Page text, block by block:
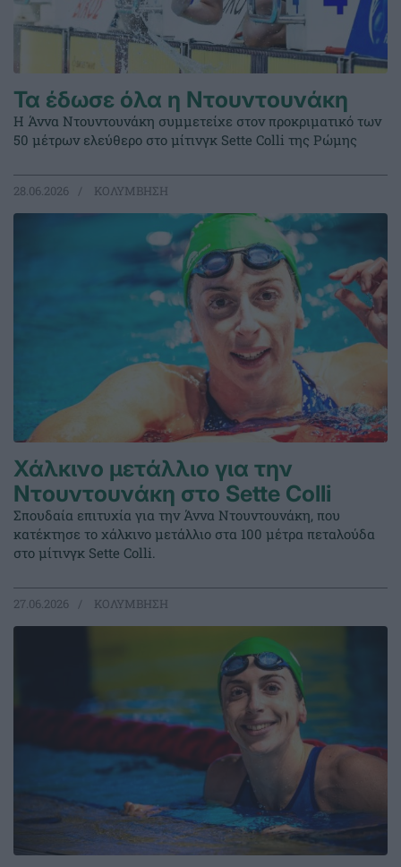
Τα έδωσε όλα η Ντουντουνάκη
Η Άννα Ντουντουνάκη συμμετείχε στον προκριματικό των
50 μέτρων ελεύθερο στο μίτινγκ Sette Colli της Ρώμης
28.06.2026 ΚΟΛΥΜΒΗΣΗ
Χάλκινο μετάλλιο για την
Ντουντουνάκη στο Sette Colli
Σπουδαία επιτυχία για την Άννα Ντουντουνάκη, που
κατέκτησε το χάλκινο μετάλλιο στα 100 μέτρα πεταλούδα
στο μίτινγκ Sette Colli.
27.06.2026 ΚΟΛΥΜΒΗΣΗ